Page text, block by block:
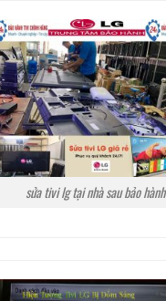
sửa tivi lg tại nhà sau bảo hành